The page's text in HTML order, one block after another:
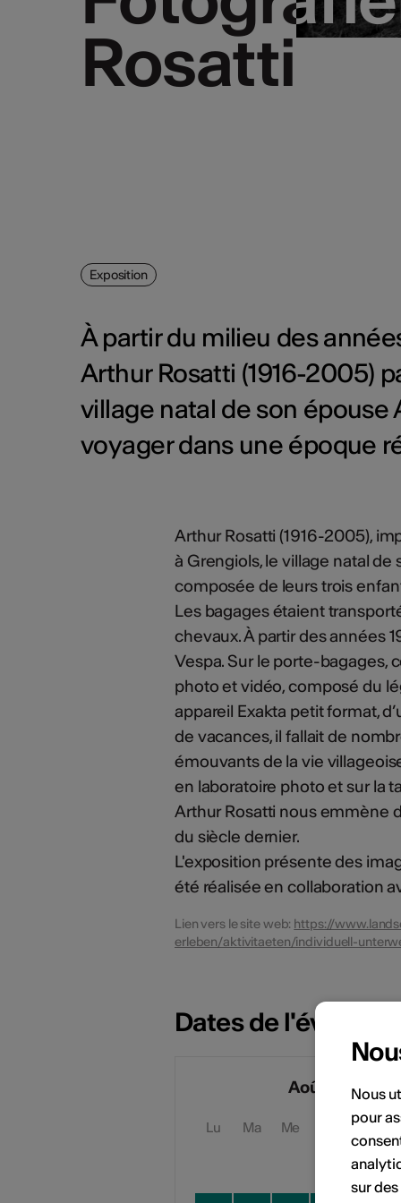
Rosatti
Rosatti
Exposition
À partir du milieu des
Arthur Rosatti (1916-2005)
village natal de son épouse
voyager dans une époque
Arthur Rosatti (1916-2005),
à Grengiols, le village natal de
composée de leurs trois
Les bagages étaient
chevaux. À partir des années
Vespa. Sur le porte-bagages,
photo et vidéo, composé du
appareil Exakta petit format,
de vacances, il fallait de
émouvants de la vie
en laboratoire photo et sur la
Arthur Rosatti nous emmène
du siècle dernier.
L'exposition présente des
été réalisée en collaboration
Lien vers le site web: https://
erleben/aktivitaeten/individuell-
Dates de
Août 2026
Lu Ma Me Ve
Nous
pour
sur